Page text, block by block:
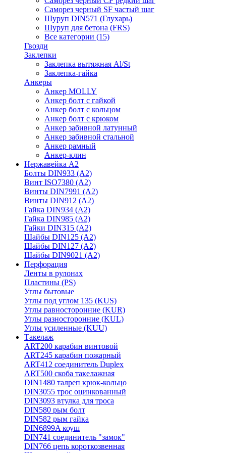
Саморез черный SF частый шаг
Шуруп DIN571 (Глухарь)
Шуруп для бетона (FRS)
Все категории (15)
Гвозди
Заклепки
Заклепка вытяжная Al/St
Заклепка-гайка
Анкеры
Анкер MOLLY
Анкер болт с гайкой
Анкер болт с кольцом
Анкер болт с крюком
Анкер забивной латунный
Анкер забивной стальной
Анкер рамный
Анкер-клин
Нержавейка А2
Болты DIN933 (A2)
Винт ISO7380 (A2)
Винты DIN7991 (A2)
Винты DIN912 (A2)
Гайка DIN934 (A2)
Гайка DIN985 (A2)
Гайки DIN315 (A2)
Шайбы DIN125 (A2)
Шайбы DIN127 (A2)
Шайбы DIN9021 (A2)
Перфорация
Ленты в рулонах
Пластины (PS)
Углы бытовые
Углы под углом 135 (KUS)
Углы равносторонние (KUR)
Углы разносторонние (KUL)
Углы усиленные (KUU)
Такелаж
ART200 карабин винтовой
ART245 карабин пожарный
ART412 соединитель Duplex
ART500 скоба такелажная
DIN1480 талреп крюк-кольцо
DIN3055 трос оцинкованный
DIN3093 втулка для троса
DIN580 рым болт
DIN582 рым гайка
DIN6899A коуш
DIN741 соединитель "замок"
DIN766 цепь короткозвенная